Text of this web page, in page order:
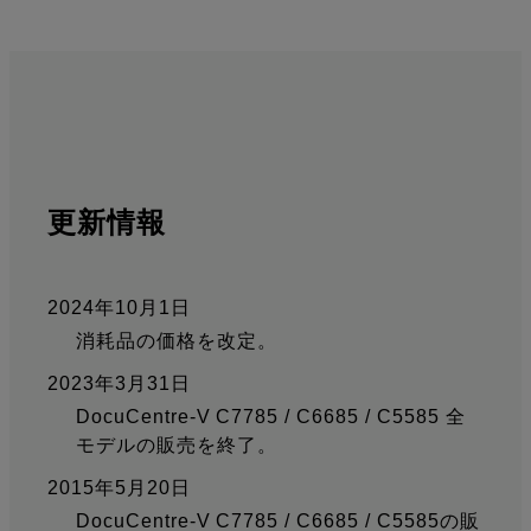
更新情報
2024年10月1日
消耗品の価格を改定。
2023年3月31日
DocuCentre-V C7785 / C6685 / C5585 全
モデルの販売を終了。
2015年5月20日
DocuCentre-V C7785 / C6685 / C5585の販